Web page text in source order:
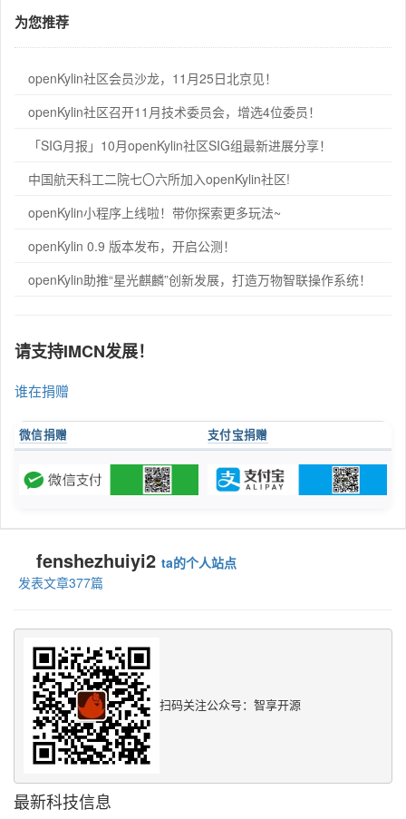
为您推荐
openKylin社区会员沙龙，11月25日北京见！
openKylin社区召开11月技术委员会，增选4位委员！
「SIG月报」10月openKylin社区SIG组最新进展分享！
中国航天科工二院七〇六所加入openKylin社区!
openKylin小程序上线啦！带你探索更多玩法~
openKylin 0.9 版本发布，开启公测！
openKylin助推“星光麒麟”创新发展，打造万物智联操作系统！
请支持IMCN发展！
谁在捐赠
微信捐赠 支付宝捐赠
fenshezhuiyi2 ta的个人站点
发表文章377篇
扫码关注公众号：智享开源
最新科技信息